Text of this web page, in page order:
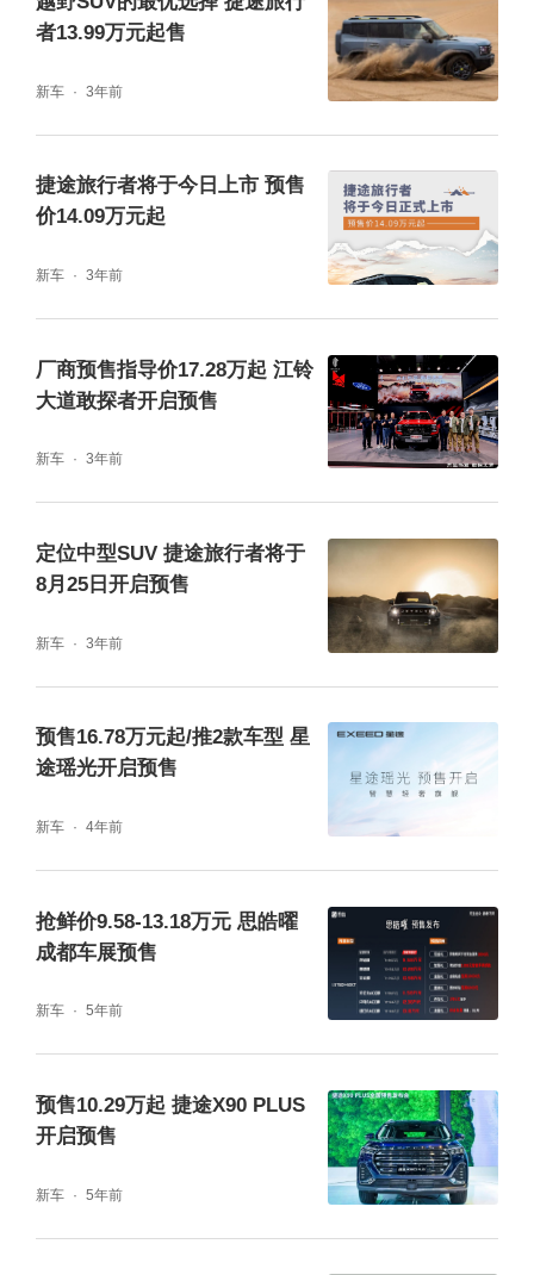
捷途旅行者提供首任车主整车终身质保，用实
力护航到底。配备五星级健康座舱，为用户构
多层隔音玻璃、12声道SONY顶级音响、50W
手机无线快充、私人定制香氛系统等，让新车
在听觉、触觉、嗅觉等方面实现全维度舒奢体
有超强钢占比高达80%的钢笼式车身结构等打
造坚固堡垒，时刻为用户带来百炼成钢的安全
感。
作为捷途汽车践行“旅行+”战略的又一重磅力
作，捷途旅行者开启预售，将为后续正式上市
者13.99万元起售
新车 3年前
捷途旅行者将于今日上市 预售
价14.09万元起
新车 3年前
厂商预售指导价17.28万起 江铃
大道敢探者开启预售
新车 3年前
定位中型SUV 捷途旅行者将于
8月25日开启预售
新车 3年前
预售16.78万元起/推2款车型 星
途瑶光开启预售
新车 4年前
抢鲜价9.58-13.18万元 思皓曜
成都车展预售
新车 5年前
预售10.29万起 捷途X90 PLUS
开启预售
新车 5年前